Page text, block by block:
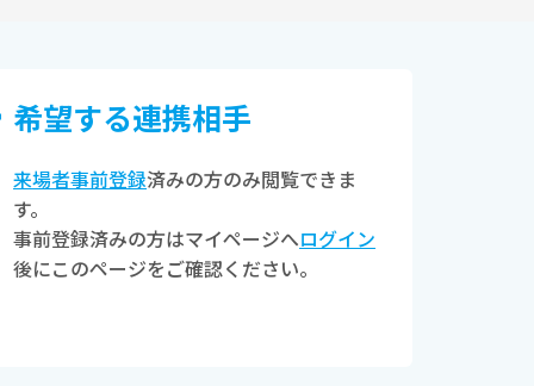
希望する連携相⼿
来場者事前登録済みの方のみ閲覧できま
す。
事前登録済みの方はマイページへログイン
後にこのページをご確認ください。